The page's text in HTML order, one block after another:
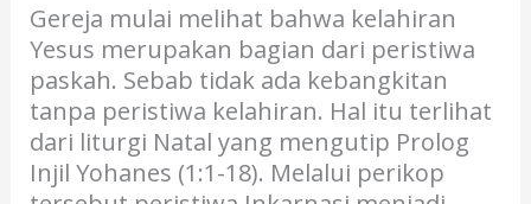
Gereja mulai melihat bahwa kelahiran
Yesus merupakan bagian dari peristiwa
paskah. Sebab tidak ada kebangkitan
tanpa peristiwa kelahiran. Hal itu terlihat
dari liturgi Natal yang mengutip Prolog
Injil Yohanes (1:1-18). Melalui perikop